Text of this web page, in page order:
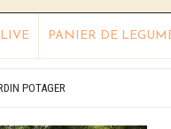
PANIER DE
POTAGER